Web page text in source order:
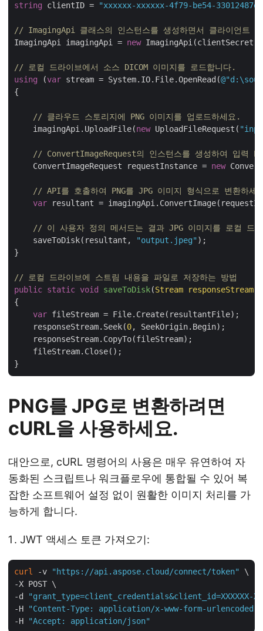
string clientID = "xxxxxx-xxxxxx-4f79-be54-
// ImagingApi 클래스의 인스턴스를 생성하면서 클라이언트
ImagingApi imagingApi = new
// 로컬 드라이브에서 소스 DICOM 이미지를 로드합니다.
using (var stream = System.IO.File.OpenRead(
{
// 클라우드 스토리지에 PNG 이미지를 업로드하세요.
    imagingApi.UploadFile(
new UploadFileRequest(
// ConvertImageRequest의 인스턴스를 생성하여 입력
    ConvertImageRequest requestInstance =
new
// API를 호출하여 PNG를 JPG 이미지 형식으로 변환하세
var resultant =
// 이 사용자 정의 메서드는 결과 JPG 이미지를 로컬 드
    saveToDisk(resultant,
"output.jpeg" );
}
// 로컬 드라이브에 스트림 내용을 파일로 저장하는 방법
public static void saveToDisk(Stream
{
var fileStream = File.Create(resultantFile);
    responseStream.Seek(
0, SeekOrigin.Begin);
    responseStream.CopyTo(fileStream);
    fileStream.Close();
PNG를 JPG로 변환하려면
cURL을 사용하세요.
대안으로, cURL 명령어의 사용은 매우 유연하여 자
동화된 스크립트나 워크플로우에 통합될 수 있어 복
잡한 소프트웨어 설정 없이 원활한 이미지 처리를 가
능하게 합니다.
JWT 액세스 토큰 가져오기:
curl -v "https://api.aspose.cloud/connect/token"
\
-X POST \
-d
"grant_type=client_credentials&client_id=XXXXXX-
-H
"Content-Type: application/x-www-form-urlencoded"
-H
"Accept: application/json"